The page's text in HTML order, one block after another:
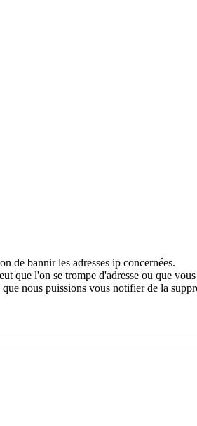
de bannir les adresses ip concernées.
que l'on se trompe d'adresse ou que
nous puissions vous notifier de la